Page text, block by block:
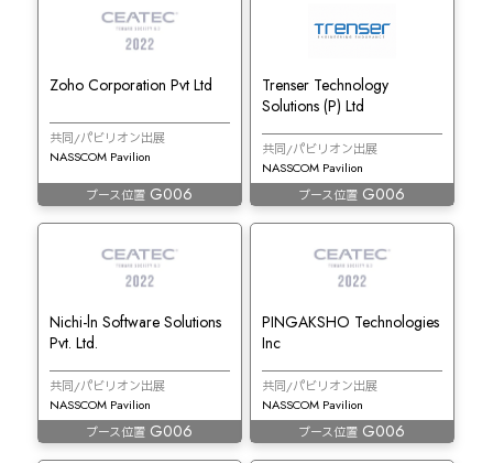
Zoho Corporation Pvt Ltd
共同/パビリオン出展
NASSCOM Pavilion
ブース位置 G006
Trenser Technology
Solutions (P) Ltd
共同/パビリオン出展
NASSCOM Pavilion
ブース位置 G006
Nichi-ln Software Solutions
Pvt. Ltd.
共同/パビリオン出展
NASSCOM Pavilion
ブース位置 G006
PINGAKSHO Technologies
Inc
共同/パビリオン出展
NASSCOM Pavilion
ブース位置 G006